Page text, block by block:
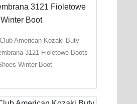
American Kozaki Buty
3121 Fioletowe Boots
Winter Boot